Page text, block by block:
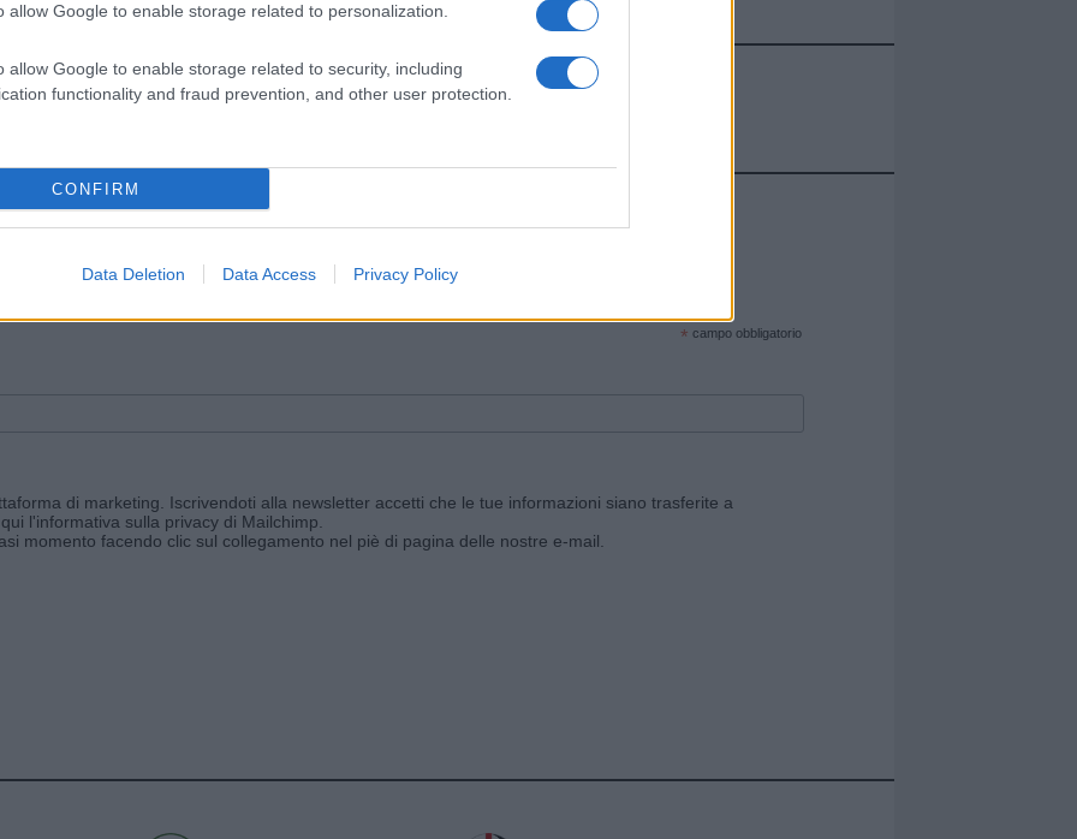
allow Google to enable storage related to personalization.
allow Google to enable storage related to security, including
functionality and fraud prevention, and other user protection.
CONFIRM
Data Deletion Data Access Privacy Policy
Invia un Comunicato Stampa|Pubblicità|Segnala
e ricevi le nostre email periodiche contenenti le ultime notizie pubblicate sul sito web!
* campo obbligatorio
di marketing. Iscrivendoti alla newsletter accetti che le tue informazioni siano trasferite a
l'informativa sulla privacy di Mailchimp
momento facendo clic sul collegamento nel piè di pagina delle nostre e-mail.